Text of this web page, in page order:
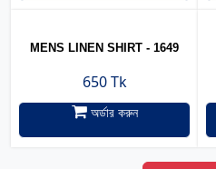
MENS LINEN SHIRT - 1649
650 Tk
অর্ডার করুন